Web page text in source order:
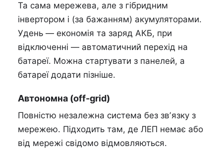
Та сама мережева, але з гібридним
інвертором і (за бажанням) акумуляторами.
Удень — економія та заряд АКБ, при
відключенні — автоматичний перехід на
батареї. Можна стартувати з панелей, а
батареї додати пізніше.
Автономна (off-grid)
Повністю незалежна система без звʼязку з
мережею. Підходить там, де ЛЕП немає або
від мережі свідомо відмовляються.